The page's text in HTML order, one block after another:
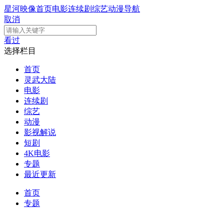
星河映像首页电影连续剧综艺动漫导航
取消
看过
选择栏目
首页
灵武大陆
电影
连续剧
综艺
动漫
影视解说
短剧
4K电影
专题
最近更新
首页
专题